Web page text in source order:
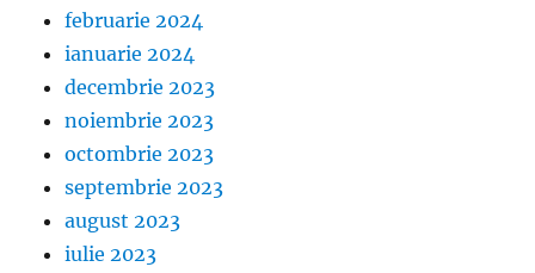
februarie 2024
ianuarie 2024
decembrie 2023
noiembrie 2023
octombrie 2023
septembrie 2023
august 2023
iulie 2023